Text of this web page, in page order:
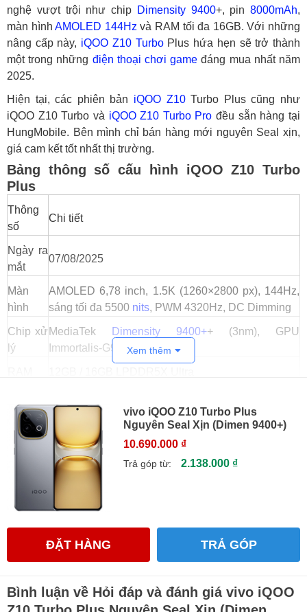
nghệ vượt trội như chip Dimensity 9400+, pin 8000mAh,
màn hìnhAMOLED 144Hz và RAM tối đa 16GB. Với những
nâng cấp này, iQOO Z10 TurboPlus hứa hẹn sẽ trở thành
một trong những điện thoại chơi game đáng mua nhất năm
2025.
Hiện tại, các phiên bản iQOO Z10Turbo Plus cũng như
iQOO Z10 Turbo và iQOO Z10 Turbo Pro đều sẵn hàng tại
HungMobile. Bên mình chỉ bán hàng mới nguyên Seal xịn,
giá cam kết tốt nhất thị trường.
Bảng thông số cấu hình iQOO Z10 Turbo
Plus
Thông
số
Chi tiết
Ngày ra
mắt
07/08/2025
Màn
hình
AMOLED 6,78 inch, 1.5K (1260×2800 px), 144Hz,
sáng tối đa 5500 nits, PWM 4320Hz, DC Dimming
Chip xử
lý
MediaTek Dimensity 9400++ (3nm), GPU
Immortalis-G925
Camera
sau
50MP Sony LYT600 (OIS) + 8MP góc siêu rộng
16MP (EIS)
Pin
5G, Wi-Fi 7, Bluetooth 5.4, NFC, USB-C
Kháng
Âm
Xem thêm
vivo iQOO Z10 Turbo Plus
Nguyên Seal Xịn (Dimen 9400+)
10.690.000 ₫
Trả góp từ: 2.138.000 ₫
ĐẶT HÀNG TRẢ GÓP
Bình luận về Hỏi đáp và đánh giá vivo iQOO